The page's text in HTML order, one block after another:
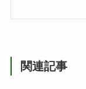
関連記事